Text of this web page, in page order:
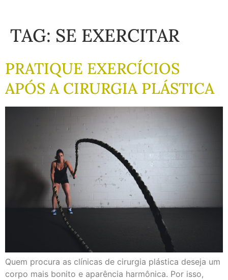
TAG: SE EXERCITAR
PRATIQUE EXERCÍCIOS
APÓS A CIRURGIA PLÁSTICA
Quem procura as clínicas de cirurgia plástica deseja um
corpo mais bonito e aparência harmônica. Por isso,